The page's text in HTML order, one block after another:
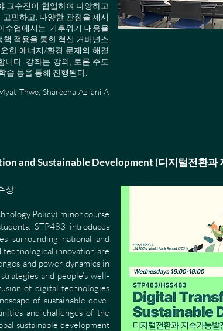
교수진이 협업하여 다양하고
민하고, 다양한 관점을 제시
수업에서는 기후위기 대응을
적용을 통한 혁신 거버넌스
한 에너지/환경 문제의 해결
니다. 강좌는 강의, 토론 주도
습 등을 통해 진행된다.
Thwe, Shareena Azliani A
and Sustainable Development (디지털전환과
상
Policy) minor course
STP483 introduces
surrounding national and
technological innovation are
and power dynamics in
and people’s well-
of digital technologies
of sustainable deve-
and challenges of the
l sustainable development